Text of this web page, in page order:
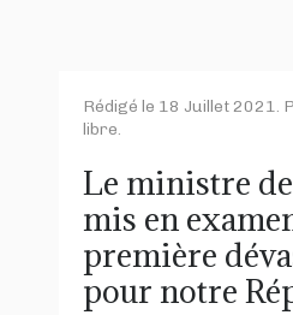
Rédigé le 18 Juillet 2021.
libre.
Le ministre
mis en
première
pour notre